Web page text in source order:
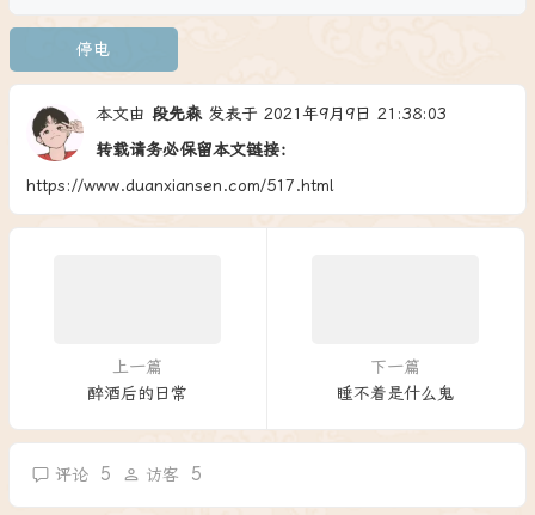
停电
本文由 段先森发表于 2021年9月9日 21:38:03
转载请务必保留本文链接：
https://www.duanxiansen.com/517.html
上一篇
醉酒后的日常
下一篇
睡不着是什么鬼
评论 5 访客 5